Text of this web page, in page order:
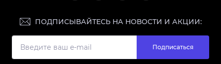
ПОДПИСЫВАЙТЕСЬ НА НОВОСТИ И АКЦИИ:
Подписаться